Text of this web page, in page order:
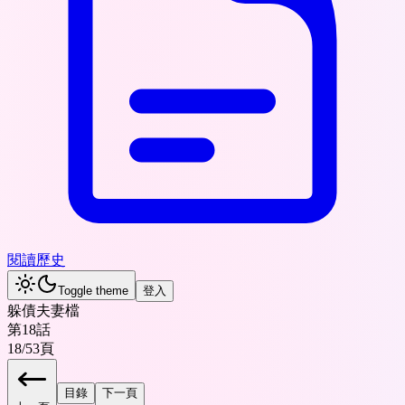
閱讀歷史
Toggle theme 登入
躲債夫妻檔
第18話
18/53頁
目錄 下一頁